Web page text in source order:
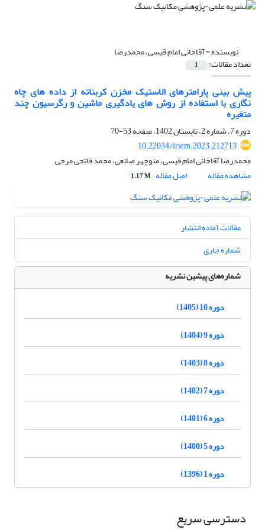
نویسنده =آقاخانی امام قیسی، محمدرضا
تعداد مقالات: 1
پیش بینی پارامترهای الاستیک مخزن کربناته از داده های چاه
نگاری با استفاده از روش های یادگیری ماشین و رگرسیون چند
متغیره
دوره 7، شماره 2، تابستان 1402، صفحه
53-70
10.22034/irsrm.2023.212713
محمدرضا آقاخانی امام قیسی، منوچهر صانعی، محمد فاتحی مرجی
مشاهده مقاله
اصل مقاله 1.17 M
مقالات آماده انتشار
شماره جاری
شماره‌های پیشین نشریه
دوره 10 (1405)
دوره 9 (1404)
دوره 8 (1403)
دوره 7 (1402)
دوره 6 (1401)
دوره 5 (1400)
دوره 1 (1396)
دسترسی سریع